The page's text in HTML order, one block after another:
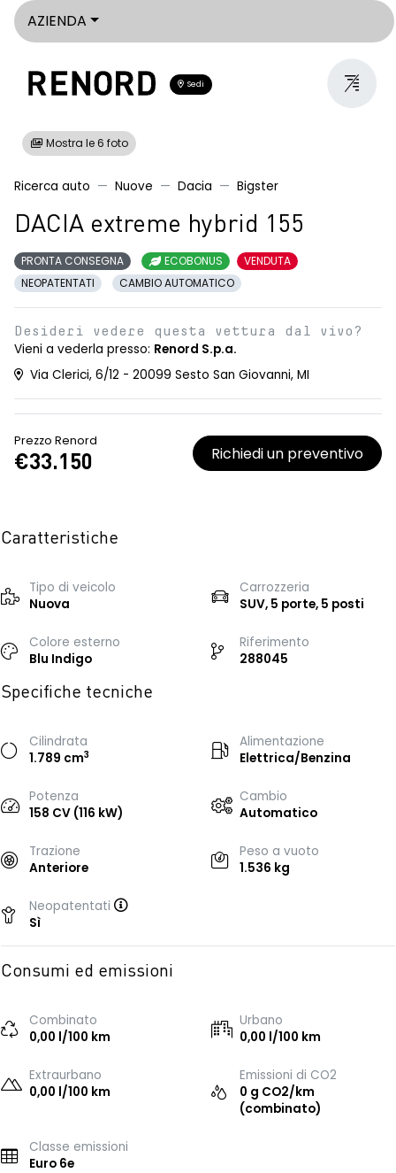
AZIENDA
Sedi
Mostra le 6 foto
Ricerca auto Nuove Dacia Bigster
DACIA extreme hybrid 155
PRONTA CONSEGNA ECOBONUS
VENDUTA
NEOPATENTATI
CAMBIO AUTOMATICO
Desideri vedere questa vettura dal vivo?
Vieni a vederla presso: Renord S.p.a.
Via Clerici, 6/12 - 20099 Sesto San Giovanni, MI
Prezzo Renord
€33.150 Richiedi un preventivo
Caratteristiche
Tipo di veicolo
Nuova
Carrozzeria
SUV, 5 porte, 5 posti
Colore esterno
Blu Indigo
Riferimento
288045
Specifiche tecniche
Cilindrata
1.789 cm3
Alimentazione
Elettrica/Benzina
Potenza
158 CV (116 kW)
Cambio
Automatico
Trazione
Anteriore
Peso a vuoto
1.536 kg
Neopatentati
Sì
Consumi ed emissioni
Combinato
0,00 l/100 km
Urbano
0,00 l/100 km
Extraurbano
0,00 l/100 km
Emissioni di CO2
0 g CO2/km
(combinato)
Classe emissioni
Euro 6e